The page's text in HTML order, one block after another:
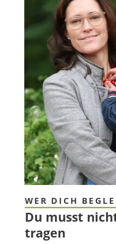
WER DICH
Du musst
tragen